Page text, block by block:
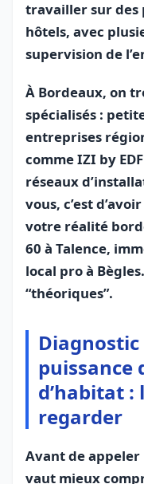
travailler sur des
hôtels, avec
supervision de
À Bordeaux, on
spécialisés :
entreprises
comme IZI by
réseaux
vous, c’est
votre réalité
60 à Talence,
local pro à
“théoriques”.
puissance
d’habitat :
regarder
Avant de
vaut mieux